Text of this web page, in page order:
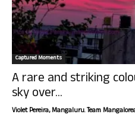
Captured Moments
A rare and striking
sky over...
Violet Pereira, Mangaluru. Team